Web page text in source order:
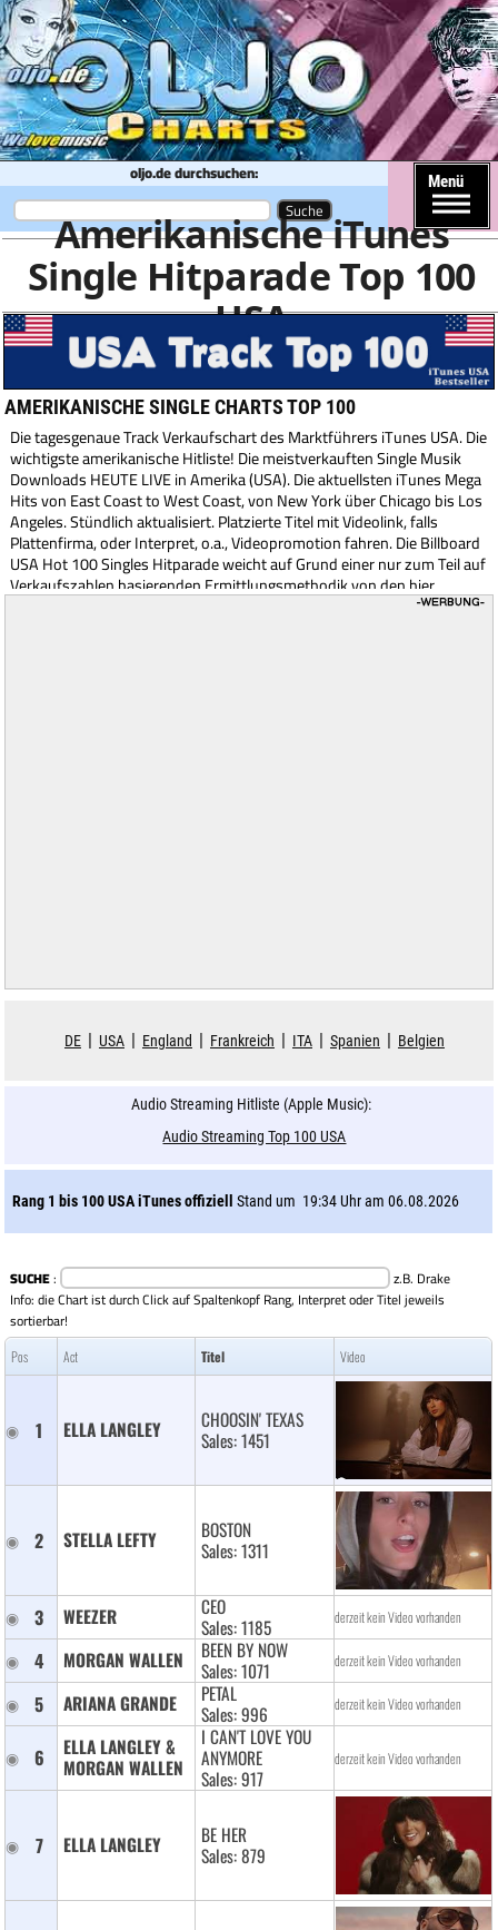
Menü
oljo.de durchsuchen:
Amerikanische iTunes
Single Hitparade Top 100
USA
Amerikanische Single Charts Top 100
Die tagesgenaue Track Verkaufschart des Marktführers iTunes USA. Die
wichtigste amerikanische Hitliste! Die meistverkauften Single Musik
Downloads HEUTE LIVE in Amerika (USA). Die aktuellsten iTunes Mega
Hits von East Coast to West Coast, von New York über Chicago bis Los
Angeles. Stündlich aktualisiert. Platzierte Titel mit Videolink, falls
Plattenfirma, oder Interpret, o.a., Videopromotion fahren. Die Billboard
USA Hot 100 Singles Hitparade weicht auf Grund einer nur zum Teil auf
Verkaufszahlen basierenden Ermittlungsmethodik von den hier
gezeigten Daten, die offiziell von iTunes eingespielt werden, z.T.
DE | USA | England | Frankreich | ITA | Spanien | Belgien
Audio Streaming Hitliste (Apple Music):
Audio Streaming Top 100 USA
Rang 1 bis 100 USA iTunes offiziell Stand um 19:34 Uhr am 06.08.2026
SUCHE:
z.B. Drake
Info: die Chart ist durch Click auf Spaltenkopf Rang, Interpret oder Titel jeweils
sortierbar!
Pos Act Titel Video
1 ELLA LANGLEY
CHOOSIN' TEXAS
Sales: 1451
2 STELLA LEFTY
BOSTON
Sales: 1311
3 WEEZER
CEO
Sales: 1185
derzeit kein Video vorhanden
4 MORGAN WALLEN
BEEN BY NOW
Sales: 1071
derzeit kein Video vorhanden
5 ARIANA GRANDE
PETAL
Sales: 996
derzeit kein Video vorhanden
6
ELLA LANGLEY &
MORGAN WALLEN
I CAN'T LOVE YOU
ANYMORE
Sales: 917
derzeit kein Video vorhanden
7 ELLA LANGLEY
BE HER
Sales: 879